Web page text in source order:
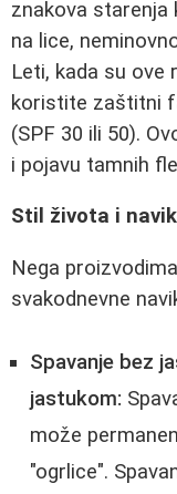
znakova starenja
na lice,
Leti, kada su ove
koristite zaštitni
(SPF 30 ili 50).
i pojavu tamnih
Stil života i
Nega
svakodnevne
Spavanje bez
jastukom:
može
"ogrlice".